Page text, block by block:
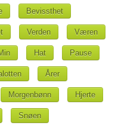
Bevissthet
Verden Væren
Hat Pause
Årer
Morgenbønn Hjerte
Snøen